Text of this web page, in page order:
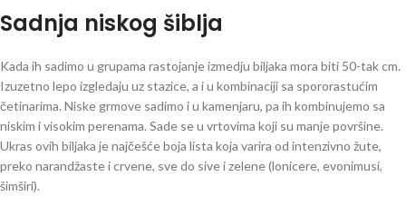
Sadnja niskog šiblja
Kada ih sadimo u grupama rastojanje izmedju biljaka mora biti 50-tak cm.
Izuzetno lepo izgledaju uz stazice, a i u kombinaciji sa spororastućim
četinarima. Niske grmove sadimo i u kamenjaru, pa ih kombinujemo sa
niskim i visokim perenama. Sade se u vrtovima koji su manje površine.
Ukras ovih biljaka je najčešće boja lista koja varira od intenzivno žute,
preko narandžaste i crvene, sve do sive i zelene (lonicere, evonimusi,
šimširi).